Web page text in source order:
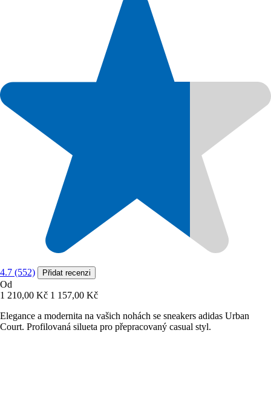
4.7 (552) Přidat recenzi
Od
1 210,00 Kč 1 157,00 Kč
Elegance a modernita na vašich nohách se sneakers adidas Urban
Court. Profilovaná silueta pro přepracovaný casual styl.